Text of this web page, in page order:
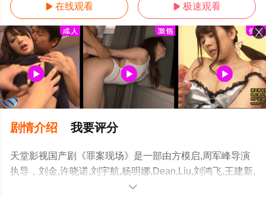
 在线观看  极速观看
剧情介绍 我要评分
天堂影视国产剧《罪案现场》是一部由方模启,周军峰导演
执导，刘金,许晓诺,刘宇航,杨明娜,Dean,Liu,刘鸿飞,王建新,
陈梦瑶,赵美钧,洛嘉,田媛,戚彩,童心,张程诗晴,费贝贝,李长
